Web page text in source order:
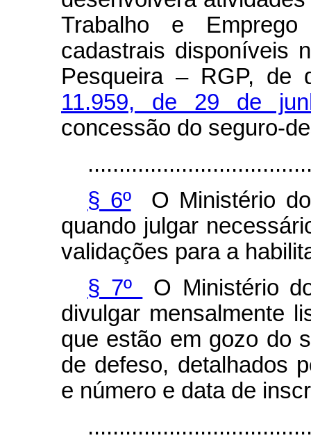
Trabalho e
cadastrais disponíveis
Pesqueira – RGP,
11.959, de 29 de
concessão do seguro-
§ 6ºO Ministério do
quando julgar
validações para a
§ 7º
O Ministério
divulgar mensalmente
que estão em gozo do
de defeso, detalhados
e número e data de